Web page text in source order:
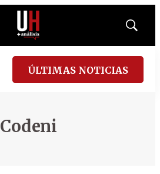
Mostrar
ÚLTIMAS NOTICIAS
Codeni